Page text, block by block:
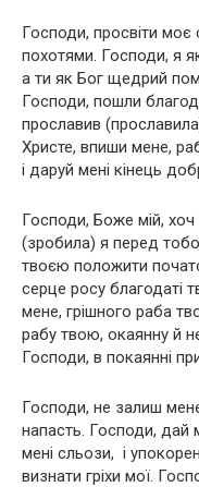
Господи, просвіти
похотями. Господи, я
а ти як Бог щедрий
Господи, пошли
прославив
Христе, впиши мене,
і даруй мені кінець
Господи, Боже мій, хоч
(зробила) я перед
твоєю положити
серце росу благодаті
мене, грішного раба
рабу твою, окаянну й
Господи, в покаянні
Господи, не залиш
напасть. Господи, дай
мені сльози, і
визнати гріхи мої.